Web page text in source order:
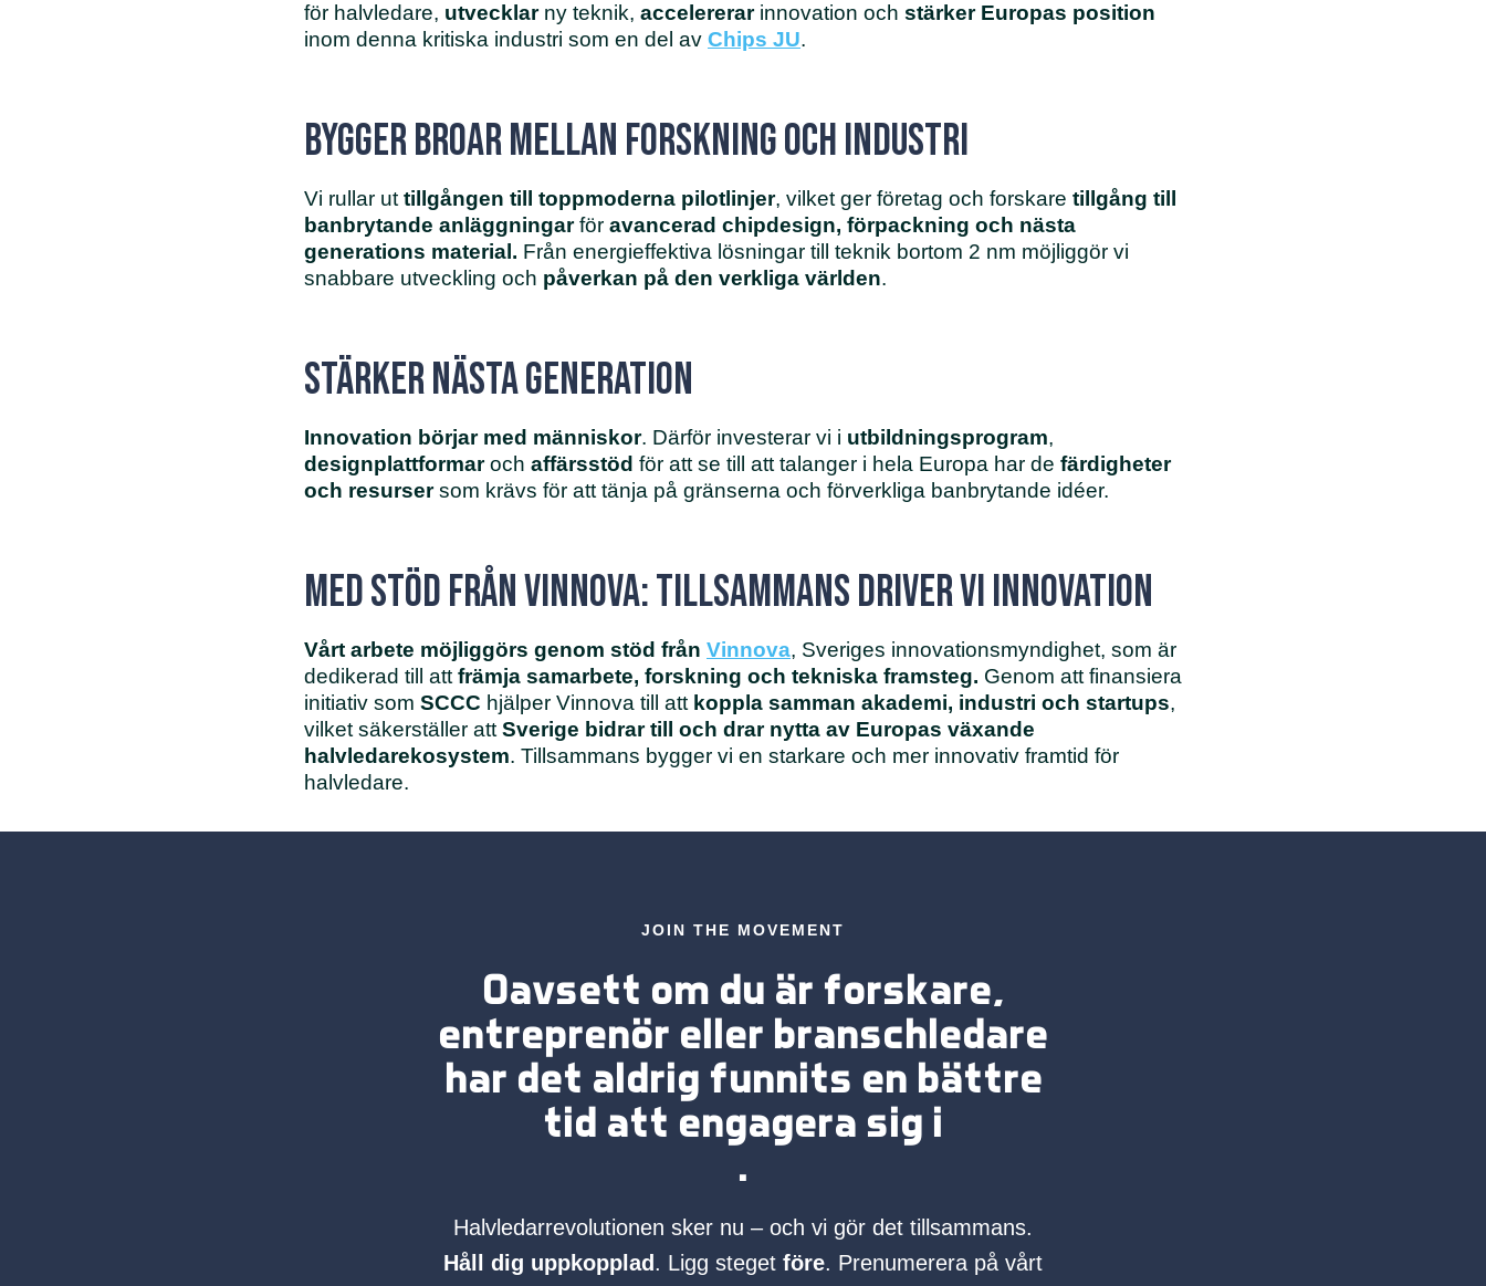
för halvledare, utvecklarny teknik, accelererarinnovation och stärker Europas position
inom denna kritiska industri som en del av Chips JU.
Bygger broar mellan forskning och industri
Vi rullar uttillgången till toppmoderna pilotlinjer, vilket ger företag och forskare tillgång till
banbrytande anläggningarför avancerad chipdesign, förpackning och nästa
generations material. Från energieffektiva lösningar till teknik bortom 2 nm möjliggör vi
snabbare utveckling och påverkan på den verkliga världen.
Stärker nästa generation
Innovation börjar med människor. Därför investerar vi i utbildningsprogram,
designplattformaroch affärsstöd för att se till att talanger i hela Europa har de färdigheter
och resursersom krävs för att tänja på gränserna och förverkliga banbrytande idéer.
Med stöd från Vinnova: Tillsammans driver vi innovation
Vårt arbete möjliggörs genom stöd från Vinnova, Sveriges innovationsmyndighet, som är
dedikerad till attfrämja samarbete, forskning och tekniska framsteg. Genom att finansiera
initiativ som SCCC hjälper Vinnova till att koppla samman akademi, industri och startups,
vilket säkerställer attSverige bidrar till och drar nytta av Europas växande
halvledarekosystem. Tillsammans bygger vi en starkare och mer innovativ framtid för
halvledare.
JOIN THE MOVEMENT
Oavsett om du är forskare,
entreprenör eller branschledare
har det aldrig funnits en bättre
tid att engagera sig i
.
Halvledarrevolutionen sker nu – och vi gör det tillsammans.
Håll dig uppkopplad . Ligg steget före. Prenumerera på vårt